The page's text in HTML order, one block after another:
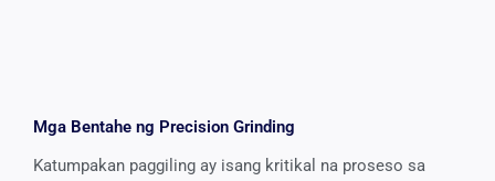
Mga Bentahe ng Precision Grinding
Katumpakan paggiling ay isang kritikal na proseso sa